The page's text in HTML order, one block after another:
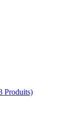
Produits)